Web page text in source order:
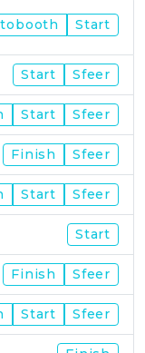
Start
Start Sfeer
Start Sfeer
Finish Sfeer
Start Sfeer
Start
Finish Sfeer
Start Sfeer